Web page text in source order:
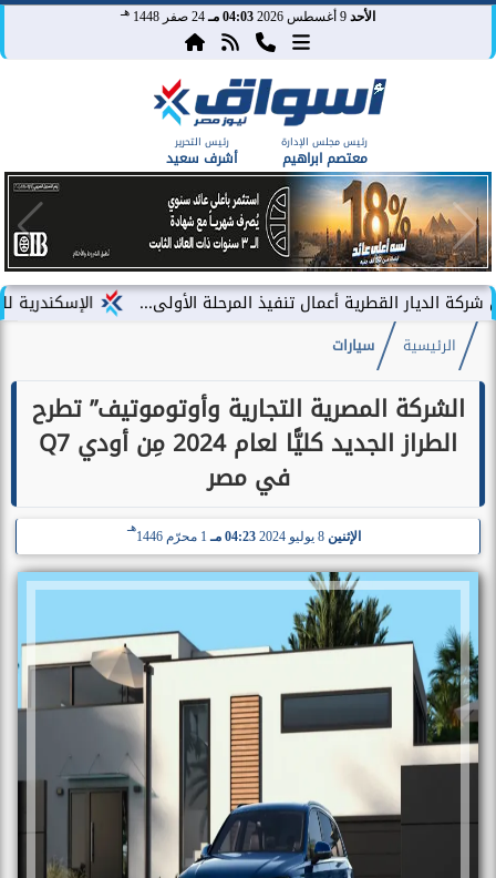
الأحد 04:03 مـ 24 صفر 1448 هـ
رئيس مجلس الإدارة
معتصم ابراهيم
رئيس التحرير
أشرف سعيد
الإسكندرية للأسمدة تعزز أعمال تنفيذ المرحلة الأولى...
الرئيسية سيارات
الشركة المصرية التجارية وأوتوموتيف” تطرح
الطراز الجديد كليًّا لعام 2024 مِن أودي Q7
في مصر
الإثنين 8 يوليو 2024 04:23 مـ 1 محرّم 1446
هـ